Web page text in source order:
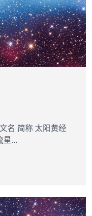
名 简称 太阳黄经
星…